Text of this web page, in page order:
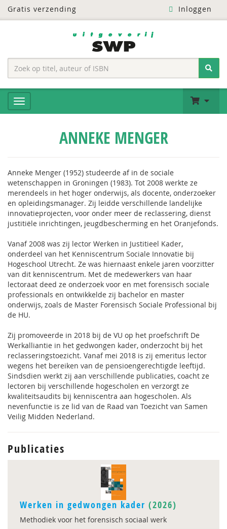
Gratis verzending Inloggen
ANNEKE MENGER
Anneke Menger (1952) studeerde af in de sociale
wetenschappen in Groningen (1983). Tot 2008 werkte ze
merendeels in het hoger onderwijs, als docente, onderzoeker
en opleidingsmanager. Zij leidde verschillende landelijke
innovatieprojecten, voor onder meer de reclassering, dienst
justitiële inrichtingen, jeugdbescherming en het Oranjefonds.
Vanaf 2008 was zij lector Werken in Justitieel Kader,
onderdeel van het Kenniscentrum Sociale Innovatie bij
Hogeschool Utrecht. Ze was hiernaast enkele jaren voorzitter
van dit kenniscentrum. Met de medewerkers van haar
lectoraat deed ze onderzoek voor en met forensisch sociale
professionals en ontwikkelde zij bachelor en master
onderwijs, zoals de Master Forensisch Sociale Professional bij
de HU.
Zij promoveerde in 2018 bij de VU op het proefschrift De
Werkalliantie in het gedwongen kader, onderzocht bij het
reclasseringstoezicht. Vanaf mei 2018 is zij emeritus lector
wegens het bereiken van de pensioengerechtigde leeftijd.
Sindsdien werkt zij aan verschillende publicaties, coacht ze
lectoren bij verschillende hogescholen en verzorgt ze
kwaliteitsaudits bij kenniscentra aan hogescholen. Als
nevenfunctie is ze lid van de Raad van Toezicht van Samen
Veilig Midden Nederland.
Publicaties
Werken in gedwongen kader (2026)
Methodiek voor het forensisch sociaal werk